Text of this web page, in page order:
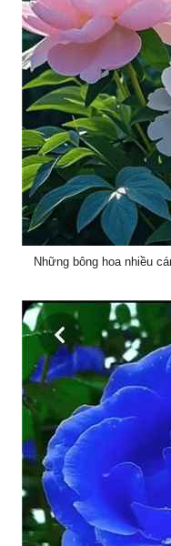
Những bông hoa nhiều